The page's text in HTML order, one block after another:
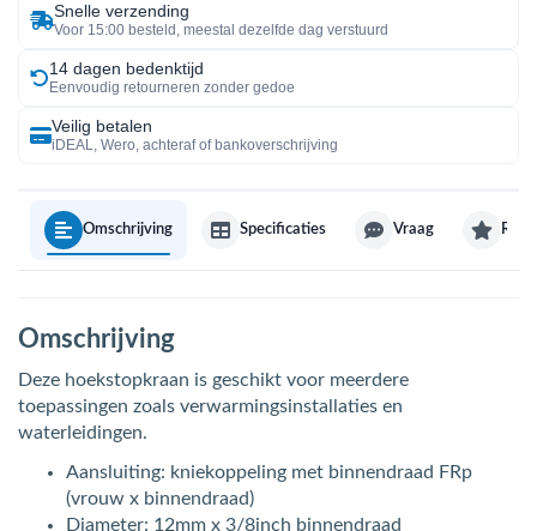
Snelle verzending
Voor 15:00 besteld, meestal dezelfde dag verstuurd
14 dagen bedenktijd
Eenvoudig retourneren zonder gedoe
Veilig betalen
iDEAL, Wero, achteraf of bankoverschrijving
Omschrijving Specificaties Vraag
Omschrijving
Deze hoekstopkraan is geschikt voor meerdere
toepassingen zoals verwarmingsinstallaties en
waterleidingen.
Aansluiting: kniekoppeling met binnendraad FRp
(vrouw x binnendraad)
Diameter: 12mm x 3/8inch binnendraad